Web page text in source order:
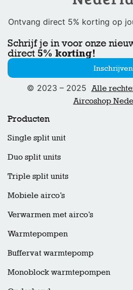
Ontvang direct 5% korting op
Schrijf je in voor onze
direct 5% korting!
Inschrijven
© 2023 – 2025 Alle
Aircoshop
Producten
Single split unit
Duo split units
Triple split units
Mobiele airco’s
Verwarmen met airco’s
Warmtepompen
Buffervat warmtepomp
Monoblock warmtepompen